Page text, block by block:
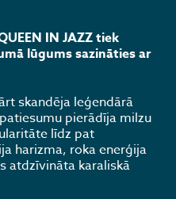
IN JAZZ tiek
lūgums sazināties ar
skandēja leģendārā
pierādīja milzu
līdz pat
harizma, roka enerģija
atdzīvināta karaliskā